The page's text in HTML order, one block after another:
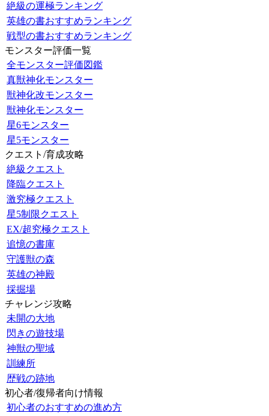
絶級の運極ランキング
英雄の書おすすめランキング
戦型の書おすすめランキング
モンスター評価一覧
全モンスター評価図鑑
真獣神化モンスター
獣神化改モンスター
獣神化モンスター
星6モンスター
星5モンスター
クエスト/育成攻略
絶級クエスト
降臨クエスト
激究極クエスト
星5制限クエスト
EX/超究極クエスト
追憶の書庫
守護獣の森
英雄の神殿
採掘場
チャレンジ攻略
未開の大地
閃きの遊技場
神獣の聖域
訓練所
歴戦の跡地
初心者/復帰者向け情報
初心者のおすすめの進め方